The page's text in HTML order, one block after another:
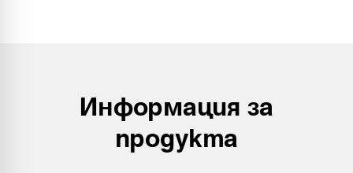
Информация за
продукта